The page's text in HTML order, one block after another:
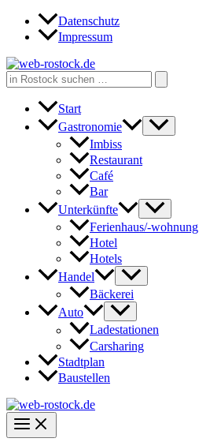
Zum
Inhalt
Datenschutz
Impressum
Search
for:
Start
Gastronomie
Imbiss
Restaurant
Café
Bar
Unterkünfte
Ferienhaus/-wohnung
Hotel
Hotels
Handel
Bäckerei
Auto
Ladestationen
Carsharing
Stadtplan
Baustellen